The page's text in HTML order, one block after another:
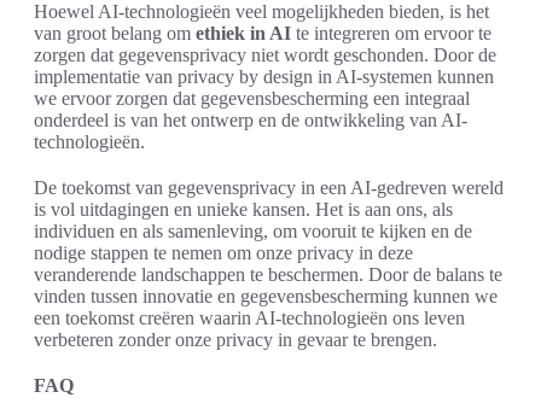
Hoewel AI-technologieën veel mogelijkheden bieden, is het
van groot belang om ethiek in AI te integreren om ervoor te
zorgen dat gegevensprivacy niet wordt geschonden. Door de
implementatie van privacy by design in AI-systemen kunnen
we ervoor zorgen dat gegevensbescherming een integraal
onderdeel is van het ontwerp en de ontwikkeling van AI-
technologieën.
De toekomst van gegevensprivacy in een AI-gedreven wereld
is vol uitdagingen en unieke kansen. Het is aan ons, als
individuen en als samenleving, om vooruit te kijken en de
nodige stappen te nemen om onze privacy in deze
veranderende landschappen te beschermen. Door de balans te
vinden tussen innovatie en gegevensbescherming kunnen we
een toekomst creëren waarin AI-technologieën ons leven
verbeteren zonder onze privacy in gevaar te brengen.
FAQ